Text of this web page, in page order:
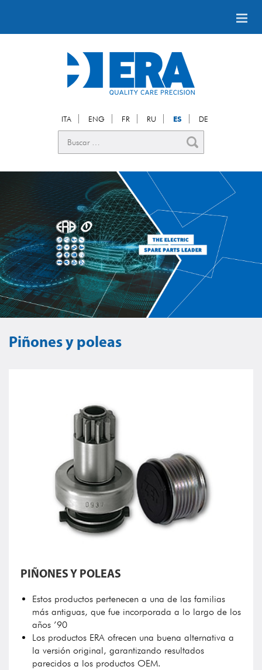
ITA ENG FR RU ES DE
Piñones y poleas
PIÑONES Y POLEAS
Estos productos pertenecen a una de las familias
más antiguas, que fue incorporada a lo largo de los
años ’90
Los productos ERA ofrecen una buena alternativa a
la versión original, garantizando resultados
parecidos a los productos OEM.